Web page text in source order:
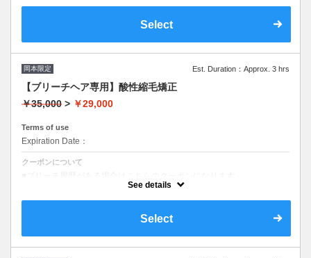
カラー講師&独自のブリーチ技法を教科書として発売中！
ダメージレスなブリーチとは？独自のブリーチ技法によりダメージの少
＃白髪＃白髪活かし
Select
岡本限定 Est. Duration：Approx. 3 hrs
【ブリーチヘア専用】酸性縮毛矯正
￥35,000 > ￥29,000
Terms of use
Expiration Date：
クーポンについて
■岡本オリジナルの低ダメージ薬剤で作る美髪矯正
See details
Select